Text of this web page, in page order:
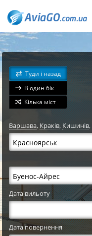
Туди і назад
В один бік
Кілька міст
Варшава,Краків, Кишинів,
Дата вильоту
Дата повернення